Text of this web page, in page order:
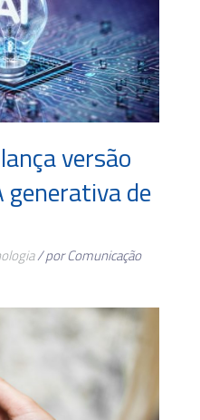
versão
generativa de
/ por Comunicação